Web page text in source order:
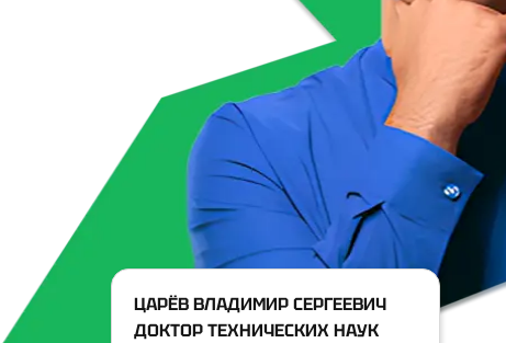
ЦАРЁВ ВЛАДИМИР СЕРГЕЕВИЧ
ДОКТОР ТЕХНИЧЕСКИХ НАУК